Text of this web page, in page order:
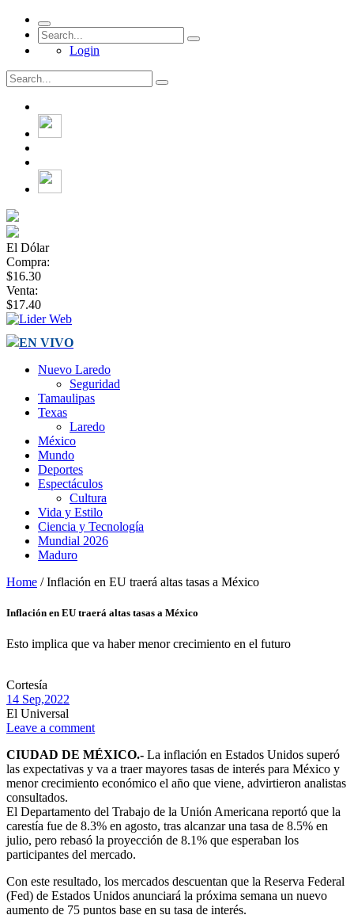
Login
El Dólar
Compra:
$16.30
Venta:
$17.40
EN VIVO
Nuevo Laredo
Seguridad
Tamaulipas
Texas
Laredo
México
Mundo
Deportes
Espectáculos
Cultura
Vida y Estilo
Ciencia y Tecnología
Mundial 2026
Maduro
Home / Inflación en EU traerá altas tasas a México
Inflación en EU traerá altas tasas a México
Esto implica que va haber menor crecimiento en el futuro
Cortesía
14 Sep,2022
El Universal
Leave a comment
CIUDAD DE MÉXICO.- La inflación en Estados Unidos superó
las expectativas y va a traer mayores tasas de interés para México y
menor crecimiento económico el año que viene, advirtieron analistas
consultados.
El Departamento del Trabajo de la Unión Americana reportó que la
carestía fue de 8.3% en agosto, tras alcanzar una tasa de 8.5% en
julio, pero rebasó la proyección de 8.1% que esperaban los
participantes del mercado.
Con este resultado, los mercados descuentan que la Reserva Federal
(Fed) de Estados Unidos anunciará la próxima semana un nuevo
aumento de 75 puntos base en su tasa de interés.